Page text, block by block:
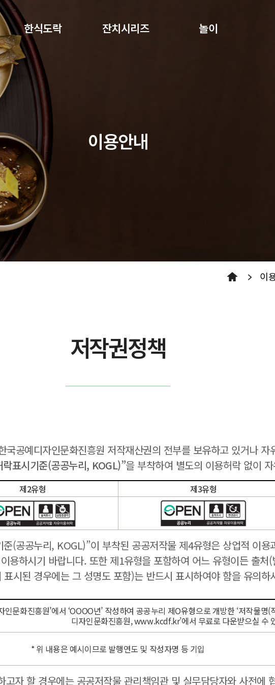
한식도락 잔치시리즈 놀이
이용안내
이
저작권정책
공예디자인문화진흥원 저작재산권의 전부를 보유하고 있거나
표시기준(공공누리, KOGL)”을 부착하여 별도의 이용허락 없이
제2유형 제3유형
(공공누리, KOGL)”이 부착된 공공저작물 제4유형은 상업적 이
용하시기 바랍니다. 또한 제1유형을 포함하여 어느 유형이든 출
시된 경우에는 그 성명도 포함)는 반드시 표시하여야 함을 유의하
인문화진흥원’에서 ‘OOOO년’ 작성하여 공공누리 제O유형으로 개방한 ‘저작물명
디자인문화진흥원, www.kcdf.kr’에서 무료로 다운받으실 수
* 위 내용은 예시이므로 발행연도 및 작성자명 등 기입
자 할 경우에는 공공저작물 관리책임관 및 실무담당자와 사전에